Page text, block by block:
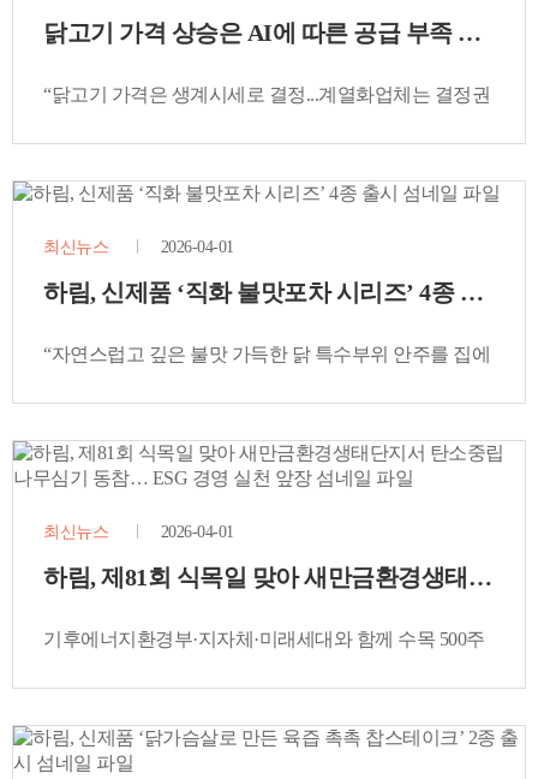
닭고기 가격 상승은 AI에 따른 공급 부족 때문
“닭고기 가격은 생계시세로 결정...계열화업체는 결정권
최신뉴스 2026-04-01
하림, 신제품 ‘직화 불맛포차 시리즈’ 4종 출시
“자연스럽고 깊은 불맛 가득한 닭 특수부위 안주를 집에
최신뉴스 2026-04-01
하림, 제81회 식목일 맞아 새만금환경생태단지
기후에너지환경부·지자체·미래세대와 함께 수목 500주